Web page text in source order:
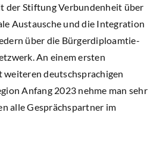
der Stiftung Verbundenheit über
Austausche und die Integration
über die Bürgerdiploamtie-
An einem ersten
deutschsprachigen
Anfang 2023 nehme man sehr
alle Gesprächspartner im